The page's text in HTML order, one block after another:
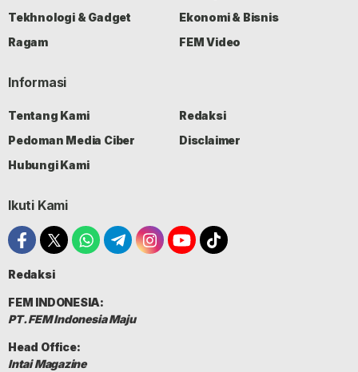
Tekhnologi & Gadget
Ekonomi & Bisnis
Ragam
FEM Video
Informasi
Tentang Kami
Redaksi
Pedoman Media Ciber
Disclaimer
Hubungi Kami
Ikuti Kami
Redaksi
FEM INDONESIA:
PT. FEM Indonesia Maju
Head Office:
Intai Magazine